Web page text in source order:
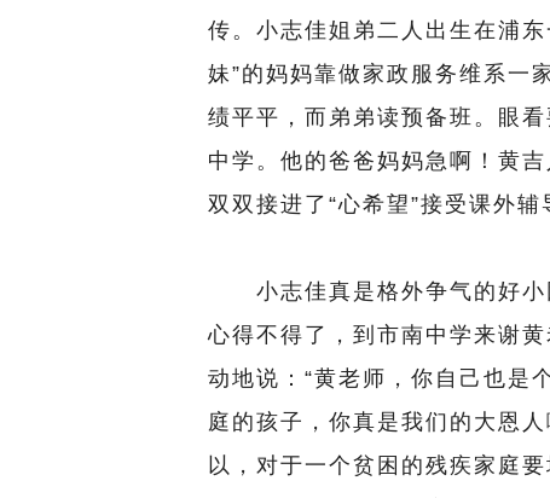
传。小志佳姐弟二人出生在浦
妹”的妈妈靠做家政服务维系一
绩平平，而弟弟读预备班。眼
中学。他的爸爸妈妈急啊！黄
双双接进了“心希望”接受课外辅
小志佳真是格外争气的好小
心得不得了，到市南中学来谢
动地说：“黄老师，你自己也是
庭的孩子，你真是我们的大恩
以，对于一个贫困的残疾家庭